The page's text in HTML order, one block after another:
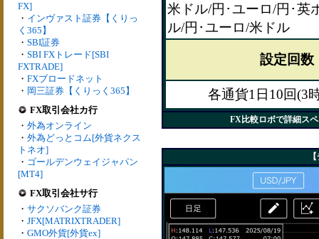
FX]
・ インヴァスト証券【くりっ
く365】
・ SBI証券
・ SBI FXトレード[SBI
FXTRADE]
・ FXブロードネット
・ 岡三証券【くりっく365】
FX取引会社カ行
・ 外為オンライン
・ 外為どっとコム[外貨ネクス
トネオ]
・ ゴールデンウェイジャパン
[MT4]
FX取引会社サ行
・ サクソバンク証券
・ JFX[MATRIXTRADER]
・ GMO外貨[外貨ex]
米ドル/円･ユーロ/円･英
ル/円･ユーロ/米ドル
設定回数
各通貨1日10回(3
FX比較ロボで詳細ス